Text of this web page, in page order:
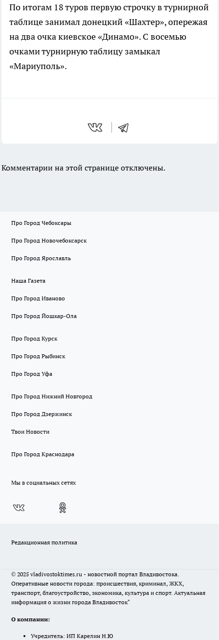
По итогам 18 туров первую строчку в турнирной
таблице занимал донецкий «Шахтер», опережая
на два очка киевское «Динамо». С восемью
очками турнирную таблицу замыкал
«Мариуполь».
Комментарии на этой странице отключены.
Про Город Чебоксары
Про Город Новочебоксарск
Про Город Ярославль
Наша Газета
Про Город Иваново
Про Город Йошкар-Ола
Про Город Курск
Про Город Рыбинск
Про Город Уфа
Про Город Нижний Новгород
Про Город Дзержинск
Твои Новости
Про Город Краснодара
Мы в социальных сетях
Редакционная политика
© 2025 vladivostoktimes.ru - новостной портал Владивостока.
Оперативные новости города: происшествия, криминал, ЖКХ,
транспорт, благоустройство, экономика, культура и спорт. Актуальная
информация о жизни города Владивосток"
О компании:
Учредитель: ИП Карелин Н.Ю